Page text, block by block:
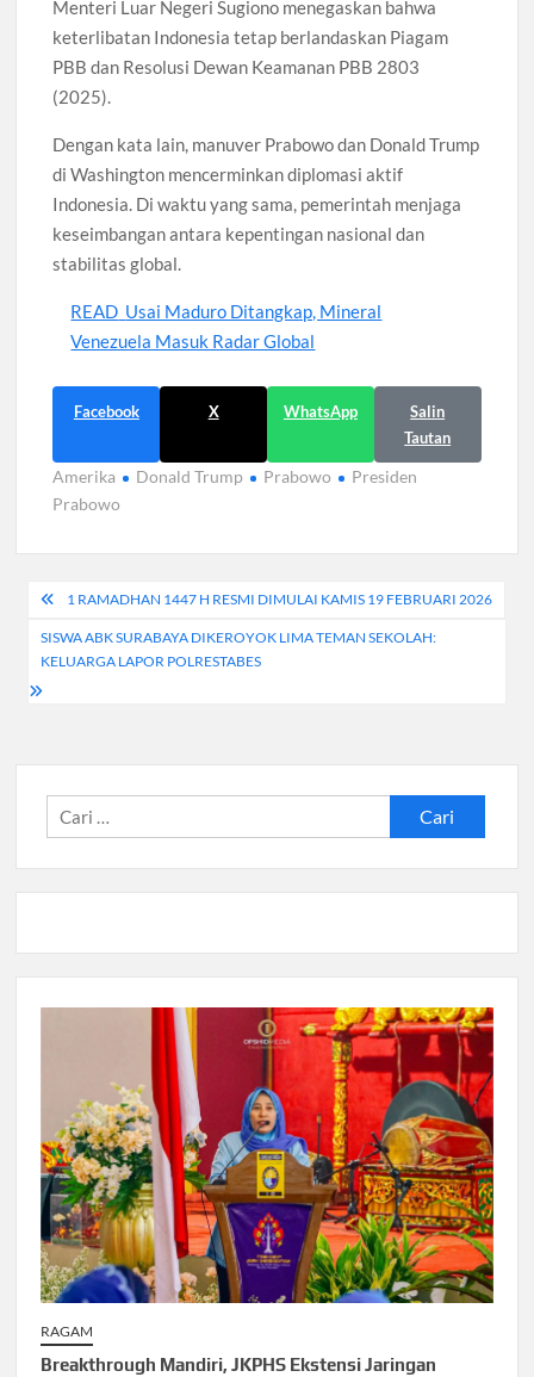
Menteri Luar Negeri Sugiono menegaskan bahwa
keterlibatan Indonesia tetap berlandaskan Piagam
PBB dan Resolusi Dewan Keamanan PBB 2803
(2025).
Dengan kata lain, manuver Prabowo dan Donald Trump
di Washington mencerminkan diplomasi aktif
Indonesia. Di waktu yang sama, pemerintah menjaga
keseimbangan antara kepentingan nasional dan
stabilitas global.
READ Usai Maduro Ditangkap, Mineral
Venezuela Masuk Radar Global
Facebook X WhatsApp
Salin
Tautan
Amerika Donald Trump Prabowo
Presiden
Prabowo
Navigasi
pos
1 RAMADHAN 1447 H RESMI DIMULAI KAMIS 19 FEBRUARI 2026
SISWA ABK SURABAYA DIKEROYOK LIMA TEMAN SEKOLAH:
KELUARGA LAPOR POLRESTABES
Cari
untuk:
RAGAM
Breakthrough Mandiri, JKPHS Ekstensi Jaringan